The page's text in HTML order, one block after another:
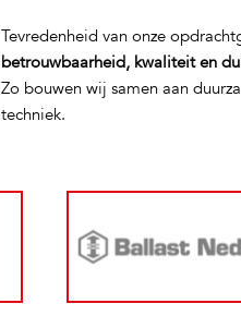
Tevredenheid van onze
betrouwbaarheid, kwaliteit en
Zo bouwen wij samen aan
techniek.